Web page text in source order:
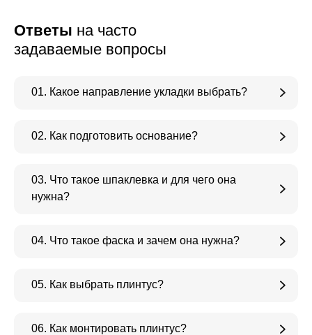
Ответы на часто
задаваемые вопросы
01. Какое направление укладки выбрать?
02. Как подготовить основание?
03. Что такое шпаклевка и для чего она
нужна?
04. Что такое фаска и зачем она нужна?
05. Как выбрать плинтус?
06. Как монтировать плинтус?